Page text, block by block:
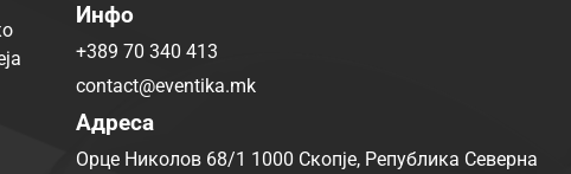
Инфо
+389 70 340 413
contact@eventika.mk
Адреса
Орце Николов 68/1 1000 Скопје, Република Северна